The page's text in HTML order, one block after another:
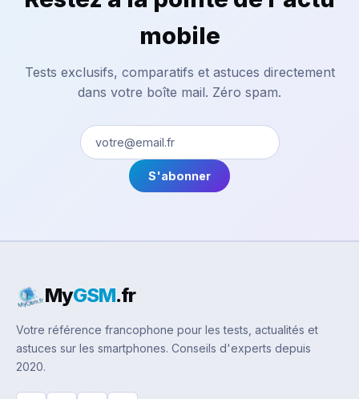
mobile
Tests exclusifs, comparatifs et astuces directement
dans votre boîte mail. Zéro spam.
S'abonner
MyGSM.fr
Votre référence francophone pour les tests, actualités et
astuces sur les smartphones. Conseils d'experts depuis
2020.